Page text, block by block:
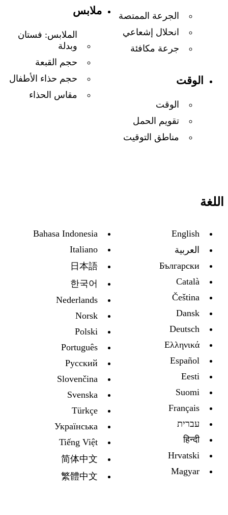
الجرعة الممتصة
انحلال إشعاعي
جرعة مكافئة
الوقت
الوقت
تقويم الحمل
مناطق التوقيت
ملابس
الملابس: فستان
وبدلة
حجم القبعة
حجم حذاء الأطفال
مقاس الحذاء
اللغة
English
العربية
Български
Català
Čeština
Dansk
Deutsch
Ελληνικά
Español
Eesti
Suomi
Français
עברית
हिन्दी
Hrvatski
Magyar
Bahasa Indonesia
Italiano
日本語
한국어
Nederlands
Norsk
Polski
Português
Русский
Slovenčina
Svenska
Türkçe
Украïнська
Tiếng Việt
简体中文
繁體中文